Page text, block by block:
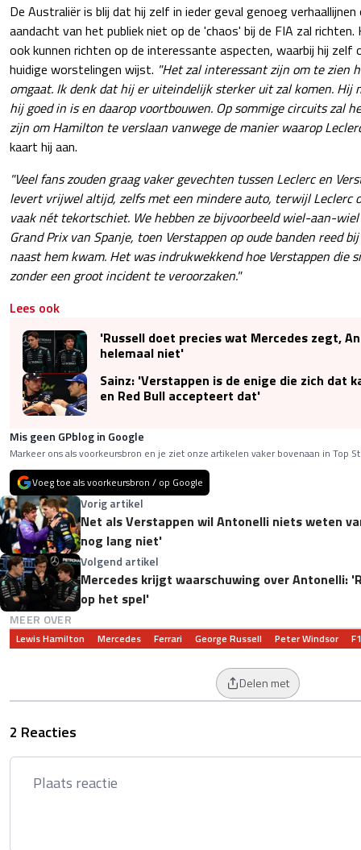
De Australiër is blij dat hij zelf in ieder geval genoeg
aandacht van het publiek niet op de 'chaos' bij de FIA zal
ook kunnen richten op de interessante aspecten, waarbij hij zelf
huidige worstelingen wijst. "Het zal interessant zijn om te zien
omgaat. Ik denk dat hij er uiteindelijk sterker uit zal komen. Hij
hij goed in is en daarop voortbouwen. Op sommige circuits zal
zijn om Hamilton te verslaan vanwege de manier waarop
kaart hij aan.
"Veel fans zouden graag vaker gevechten tussen Leclerc en
levert vrijwel altijd, zelfs met een mindere auto, terwijl Leclerc
vaak nét tekortschiet. We hebben ze bijvoorbeeld wiel-aan-
Grand Prix van Spanje, toen Verstappen op oude banden reed
naast hem kwam. Het was indrukwekkend hoe Verstappen die
zonder een groot incident te veroorzaken."
Lees ook
'Russell doet precies wat Mercedes zegt,
helemaal niet'
Sainz: 'Verstappen is de enige die zich dat
en Red Bull accepteert dat'
Mis geen GPblog in Google
Markeer ons als voorkeursbron en je ziet onze artikelen vaker bovenaan in Top
Voeg toe als voorkeursbron / op Google
Vorig artikel
Net als Verstappen wil Antonelli niets weten
nog lang niet'
Volgend artikel
Mercedes krijgt waarschuwing over Antonelli:
op het spel'
MEER OVER
Lewis Hamilton Mercedes Ferrari George Russell Peter Windsor F1
Delen met
2 Reacties